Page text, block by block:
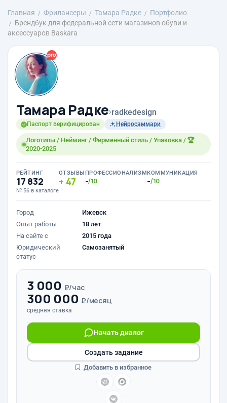
Главная Фрилансеры Тамара Радке
Портфолио
Брендбук для федеральной сети магазинов обуви и
аксессуаров Baskara
Тамара Радке›radkedesign
Паспорт верифицирован Нейросаммари
Логотипы / Нейминг / Фирменный стиль / Упаковка / 🏆
2020-2025
РЕЙТИНГ
17 832
№ 56 в каталоге
ОТЗЫВЫ
47
ПРОФЕССИОНАЛИЗМ
-/10
КОММУНИКАЦИЯ
-/10
Город
Ижевск
Опыт работы
18 лет
На сайте с
2015 года
Юридический
статус
Самозанятый
3 000 ₽/час
300 000 ₽/месяц
средняя ставка
Начать диалог
Создать задание
Добавить в избранное